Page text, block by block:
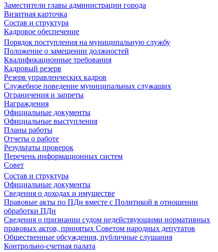
Заместители главы администрации города
Визитная карточка
Состав и структура
Кадровое обеспечение
Порядок поступления на муниципальную службу
Положение о замещении должностей
Квалификационные требования
Кадровый резерв
Резерв управленческих кадров
Служебное поведение муниципальных служащих
Ограничения и запреты
Награждения
Официальные документы
Официальные выступления
Планы работы
Отчеты о работе
Результаты проверок
Перечень информационных систем
Совет
Состав и структура
Официальные документы
Сведения о доходах и имуществе
Правовые акты по ПДн вместе с Политикой в отношении
обработки ПДн
Сведения о признании судом недействующими нормативных
правовых актов, принятых Советом народных депутатов
Общественные обсуждения, публичные слушания
Контрольно-счетная палата